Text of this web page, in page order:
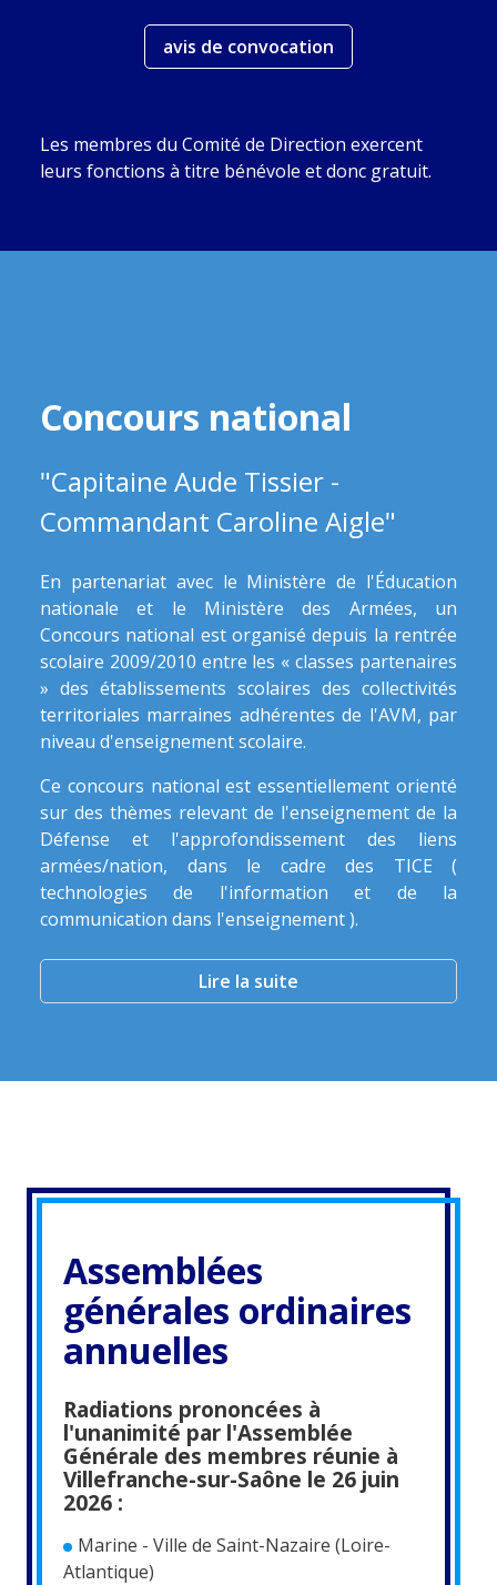
avis de convocation
Les membres du Comité de Direction exercent
leurs fonctions à titre bénévole et donc gratuit.
Concours national
"Capitaine Aude Tissier -
Commandant Caroline Aigle"
En partenariat avec le Ministère de l'Éducation
nationale et le Ministère des Armées, un
Concours national est organisé depuis la rentrée
scolaire 2009/2010 entre les « classes partenaires
» des établissements scolaires des collectivités
territoriales marraines adhérentes de l'AVM, par
niveau d'enseignement scolaire.
Ce concours national est essentiellement orienté
sur des thèmes relevant de l'enseignement de la
Défense et l'approfondissement des liens
armées/nation, dans le cadre des TICE (
technologies de l'information et de la
communication dans l'enseignement ).
Lire la suite
Assemblées
générales ordinaires
annuelles
Radiations prononcées à
l'unanimité par l'Assemblée
Générale des membres réunie à
Villefranche-sur-Saône le 26 juin
2026 :
Marine - Ville de Saint-Nazaire (Loire-
Atlantique)